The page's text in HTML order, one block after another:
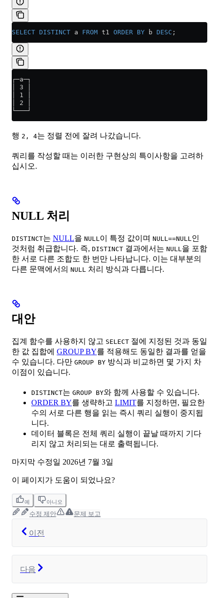
SELECT DISTINCT a FROM t1 ORDER BY b DESC ;
┌─a─┐
│ 3 │
│ 1 │
│ 2 │
└───┘
행 2, 4는 정렬 전에 잘려 나갔습니다.
쿼리를 작성할 때는 이러한 구현상의 특이사항을 고려하
십시오.
NULL 처리
DISTINCT는 NULL을 NULL이 특정 값이며 NULL==NULL인
것처럼 취급합니다. 즉, DISTINCT 결과에서는 NULL을 포함
한 서로 다른 조합도 한 번만 나타납니다. 이는 대부분의
다른 문맥에서의 NULL 처리 방식과 다릅니다.
대안
집계 함수를 사용하지 않고 SELECT 절에 지정된 것과 동일
한 값 집합에 GROUP BY를 적용해도 동일한 결과를 얻을
수 있습니다. 다만 GROUP BY 방식과 비교하면 몇 가지 차
이점이 있습니다.
DISTINCT는 GROUP BY와 함께 사용할 수 있습니다.
ORDER BY를 생략하고 LIMIT를 지정하면, 필요한
수의 서로 다른 행을 읽는 즉시 쿼리 실행이 중지됩
니다.
데이터 블록은 전체 쿼리 실행이 끝날 때까지 기다
리지 않고 처리되는 대로 출력됩니다.
마지막 수정일 2026년 7월 3일
이 페이지가 도움이 되었나요?
예 아니오
수정 제안 문제 보고
이전
다음